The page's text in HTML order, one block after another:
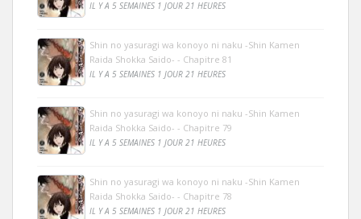
IL Y A 5 SEMAINES 1 JOUR 21 HEURES
Shin no yasuragi wa konoyo ni naku -Shin Kamen
Raida Shokka Saido- - Chapitre 81
IL Y A 5 SEMAINES 1 JOUR 21 HEURES
Shin no yasuragi wa konoyo ni naku -Shin Kamen
Raida Shokka Saido- - Chapitre 79
IL Y A 5 SEMAINES 1 JOUR 21 HEURES
Shin no yasuragi wa konoyo ni naku -Shin Kamen
Raida Shokka Saido- - Chapitre 78
IL Y A 5 SEMAINES 1 JOUR 21 HEURES